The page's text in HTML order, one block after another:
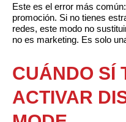
Este es el error más
promoción. Si no tienes
redes, este modo no
no es marketing. Es solo
CUÁNDO SÍ
ACTIVAR